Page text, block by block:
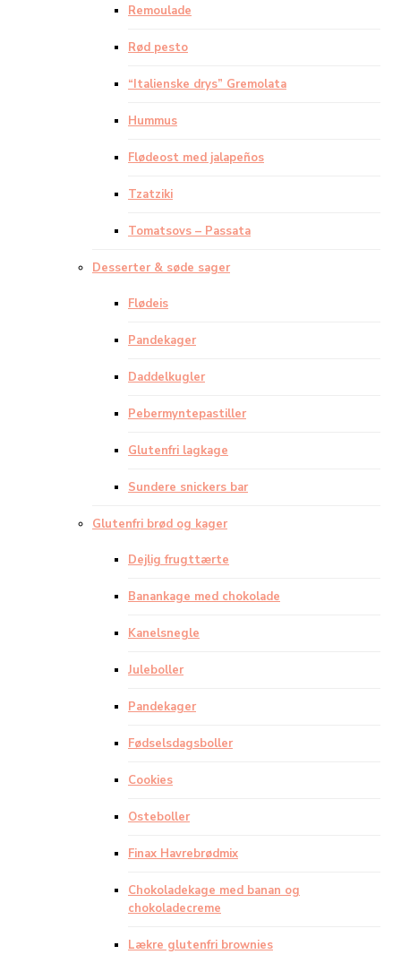
Remoulade
Rød pesto
“Italienske drys” Gremolata
Hummus
Flødeost med jalapeños
Tzatziki
Tomatsovs – Passata
Desserter & søde sager
Flødeis
Pandekager
Daddelkugler
Pebermyntepastiller
Glutenfri lagkage
Sundere snickers bar
Glutenfri brød og kager
Dejlig frugttærte
Banankage med chokolade
Kanelsnegle
Juleboller
Pandekager
Fødselsdagsboller
Cookies
Osteboller
Finax Havrebrødmix
Chokoladekage med banan og
chokoladecreme
Lækre glutenfri brownies